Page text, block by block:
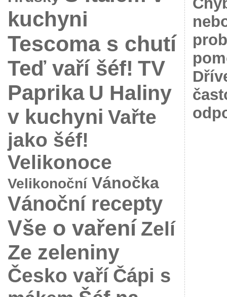
kuchyni
Tescoma s chutí
Teď vaří šéf! TV
Paprika U Haliny
v kuchyni Vařte
jako šéf!
Velikonoce
Velikonoční Vánočka
Vánoční recepty
Vše o vaření Zelí
Ze zeleniny
Česko vaří Čápi s